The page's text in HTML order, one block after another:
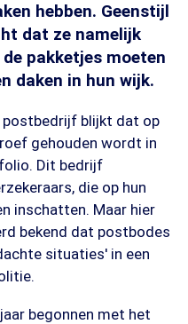
hebben. Geenstijl
dat ze namelijk
pakketjes moeten
daken in hun wijk.
postbedrijf blijkt dat op
gehouden wordt in
Dit bedrijf
die op hun
inschatten. Maar hier
bekend dat postbodes
situaties' in een
begonnen met het